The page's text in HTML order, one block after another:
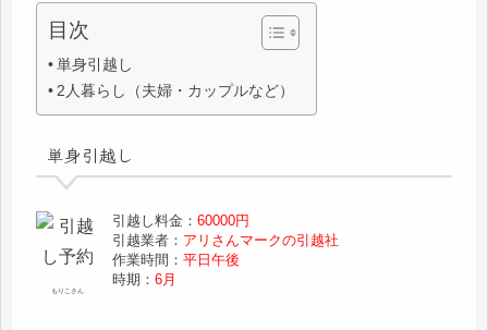
目次
単身引越し
2人暮らし（夫婦・カップルなど）
単身引越し
もりこさん
引越し料金：60000円
引越業者： アリさんマークの引越社
作業時間：平日午後
時期：6月